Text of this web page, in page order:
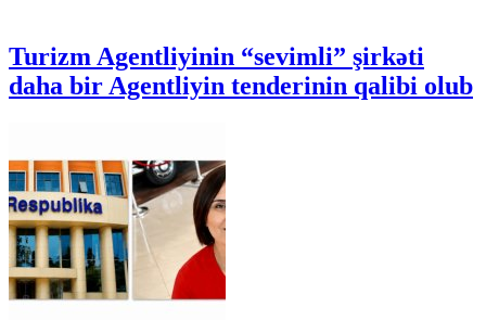
Turizm Agentliyinin “sevimli” şirkəti
daha bir Agentliyin tenderinin qalibi olub